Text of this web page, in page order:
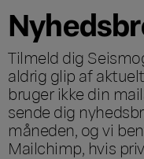
Tilmeld dig
aldrig glip af
bruger ikke din
sende dig
måneden, og vi
Mailchimp, hvis